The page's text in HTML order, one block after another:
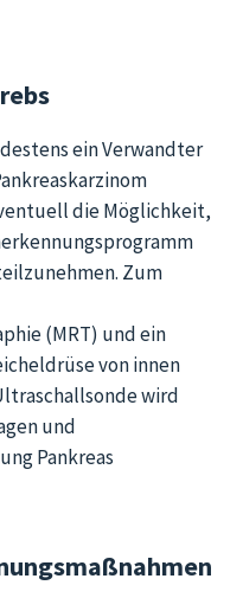
ein Verwandter
die Möglichkeit,
Zum
(MRT) und ein
von innen
wird
und
Pankreas